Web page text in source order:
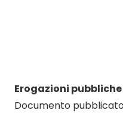
Erogazioni pubbliche
Documento